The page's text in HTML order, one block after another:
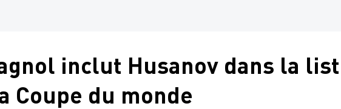
inclut Husanov dans la
Coupe du monde